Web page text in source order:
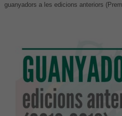
guanyadors a les edicions anteriors